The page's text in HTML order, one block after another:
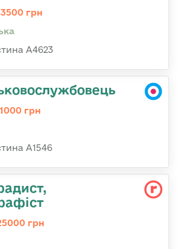
грн
А4623
грн
А1546
грн